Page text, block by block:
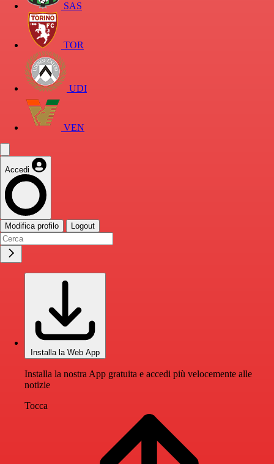
SAS
TOR
UDI
VEN
Accedi
Modifica profilo Logout
Installa la Web App
Installa la nostra App gratuita e accedi più velocemente alle
notizie
Tocca